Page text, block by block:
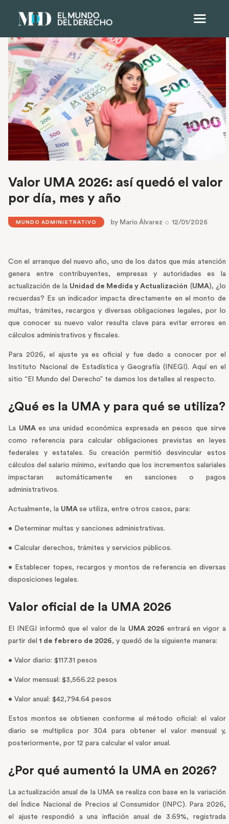
Valor UMA 2026: así quedó el valor
por día, mes y año
MUNDO ADMINISTRATIVO by Mario Álvarez 12/01/2026
Con el arranque del nuevo año, uno de los datos que más atención
genera entre contribuyentes, empresas y autoridades es la
actualización de la Unidad de Medida y Actualización (UMA), ¿lo
recuerdas? Es un indicador impacta directamente en el monto de
multas, trámites, recargos y diversas obligaciones legales, por lo
que conocer su nuevo valor resulta clave para evitar errores en
cálculos administrativos y fiscales.
Para 2026, el ajuste ya es oficial y fue dado a conocer por el
Instituto Nacional de Estadística y Geografía (INEGI). Aquí en el
sitio “El Mundo del Derecho” te damos los detalles al respecto.
¿Qué es la UMA y para qué se utiliza?
La UMAes una unidad económica expresada en pesos que sirve
como referencia para calcular obligaciones previstas en leyes
federales y estatales. Su creación permitió desvincular estos
cálculos del salario mínimo, evitando que los incrementos salariales
impactaran automáticamente en sanciones o pagos
administrativos.
Actualmente, la UMA se utiliza, entre otros casos, para:
• Determinar multas y sanciones administrativas.
• Calcular derechos, trámites y servicios públicos.
• Establecer topes, recargos y montos de referencia en diversas
disposiciones legales.
Valor oficial de la UMA 2026
El INEGI informó que el valor de la UMA 2026 entrará en vigor a
partir del 1 de febrero de 2026, y quedó de la siguiente manera:
• Valor diario: $117.31 pesos
• Valor mensual: $3,566.22 pesos
• Valor anual: $42,794.64 pesos
Estos montos se obtienen conforme al método oficial: el valor
diario se multiplica por 30.4 para obtener el valor mensual y,
posteriormente, por 12 para calcular el valor anual.
¿Por qué aumentó la UMA en 2026?
La actualización anual de la UMA se realiza con base en la variación
del Índice Nacional de Precios al Consumidor (INPC). Para 2026,
el ajuste respondió a una inflación anual de 3.69%, registrada